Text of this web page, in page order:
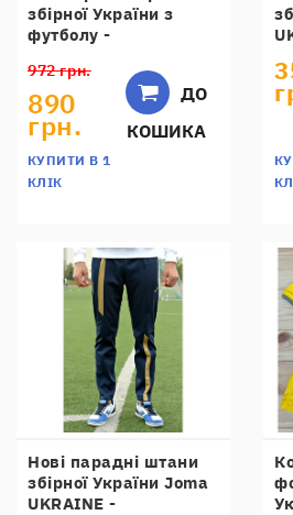
збірної України з
футболу -
972 грн.
890
грн.
КУПИТИ В 1
КЛІК
ДО
КОШИКА
Нові парадні штани
збірної України Joma
UKRAINE -